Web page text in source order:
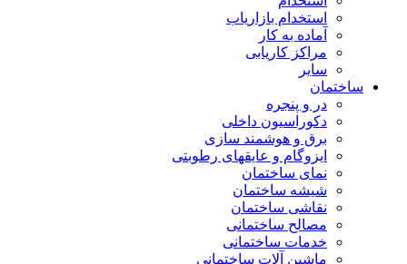
استخدام بازاریاب
آماده به کار
مراکز کاریابی
سایر
ساختمان
در و پنجره
دکوراسیون داخلی
برق و هوشمند سازی
ایزوگام و عایقهای رطوبتی
نمای ساختمان
شیشه ساختمان
نقاشی ساختمان
مصالح ساختمانی
خدمات ساختمانی
ماشین آلات ساختمانی